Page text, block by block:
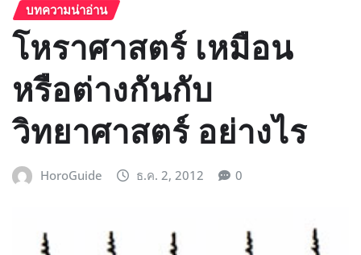
บทความน่าอ่าน
โหราศาสตร์ เหมือน
หรือต่างกันกับ
วิทยาศาสตร์ อย่างไร
HoroGuide ธ.ค. 2, 2012 0